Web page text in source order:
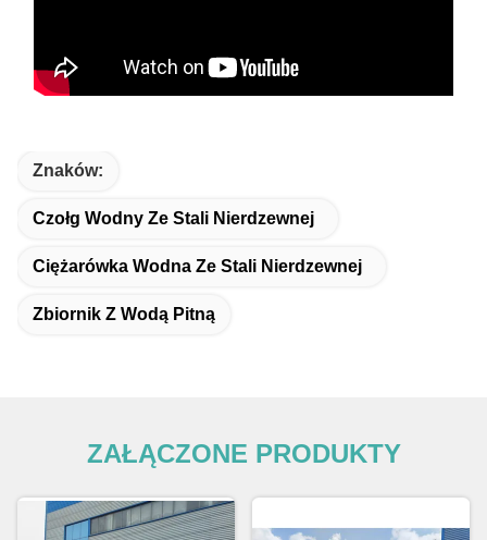
Znaków:
Czołg Wodny Ze Stali Nierdzewnej
Ciężarówka Wodna Ze Stali Nierdzewnej
Zbiornik Z Wodą Pitną
ZAŁĄCZONE PRODUKTY